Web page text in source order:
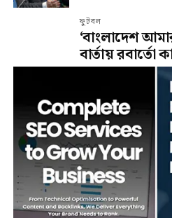
ফুটবল
‘বাংলাদেশ
বার্তায় রবার্তো